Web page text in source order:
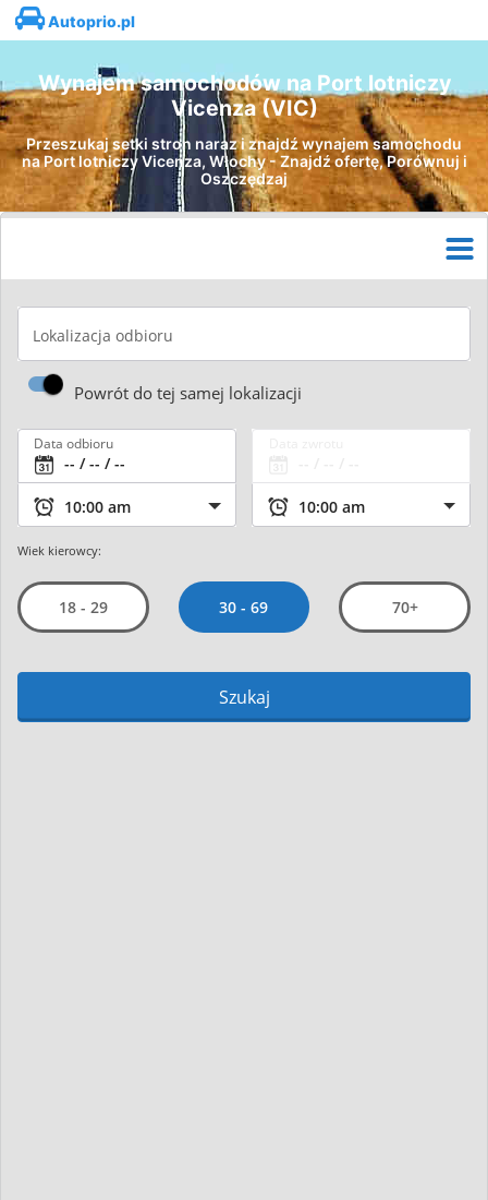
Autoprio.pl
Wynajem samochodów na Port lotniczy
Vicenza (VIC)
Przeszukaj setki stron naraz i znajdź wynajem samochodu
na Port lotniczy Vicenza, Włochy - Znajdź ofertę, Porównuj i
Oszczędzaj
Lokalizacja odbioru
Powrót do tej samej lokalizacji
Data odbioru
Wiek kierowcy:
18 - 29 30 - 69 70+
Szukaj